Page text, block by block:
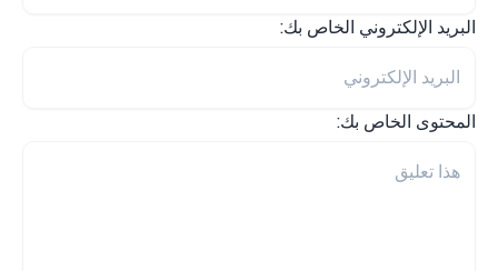
البريد الإلكتروني الخاص بك:
المحتوى الخاص بك: